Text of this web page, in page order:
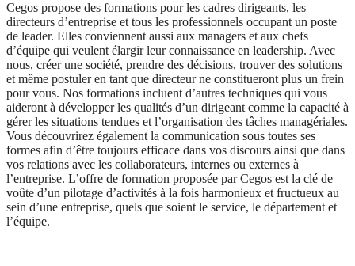
Cegos propose des formations pour les cadres dirigeants, les
directeurs d’entreprise et tous les professionnels occupant un poste
de leader. Elles conviennent aussi aux managers et aux chefs
d’équipe qui veulent élargir leur connaissance en leadership. Avec
nous, créer une société, prendre des décisions, trouver des solutions
et même postuler en tant que directeur ne constitueront plus un frein
pour vous. Nos formations incluent d’autres techniques qui vous
aideront à développer les qualités d’un dirigeant comme la capacité à
gérer les situations tendues et l’organisation des tâches managériales.
Vous découvrirez également la communication sous toutes ses
formes afin d’être toujours efficace dans vos discours ainsi que dans
vos relations avec les collaborateurs, internes ou externes à
l’entreprise. L’offre de formation proposée par Cegos est la clé de
voûte d’un pilotage d’activités à la fois harmonieux et fructueux au
sein d’une entreprise, quels que soient le service, le département et
l’équipe.